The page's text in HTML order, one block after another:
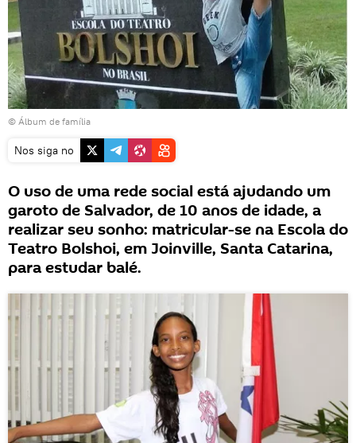
© Álbum de família
Nos siga no
O uso de uma rede social está ajudando um
garoto de Salvador, de 10 anos de idade, a
realizar seu sonho: matricular-se na Escola do
Teatro Bolshoi, em Joinville, Santa Catarina,
para estudar balé.